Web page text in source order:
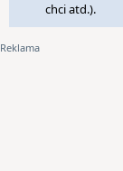
chci atd.).